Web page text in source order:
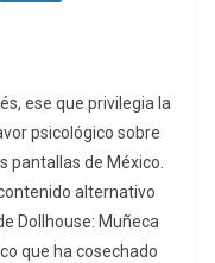
ese que privilegia la
psicológico sobre
pantallas de México.
alternativo
Dollhouse: Muñeca
que ha cosechado